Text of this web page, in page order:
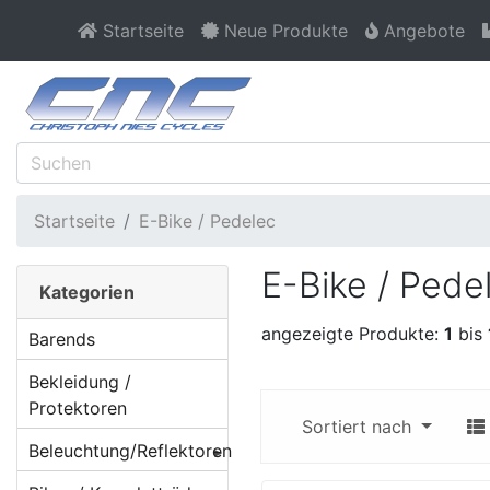
Startseite Neue Produkte Angebote
Startseite E-Bike / Pedelec
E-Bike /
angezeigte Produkte: 1 bis
Sortiert nach
Kategorien
Barends
Bekleidung /
Protektoren
Beleuchtung/Reflektoren